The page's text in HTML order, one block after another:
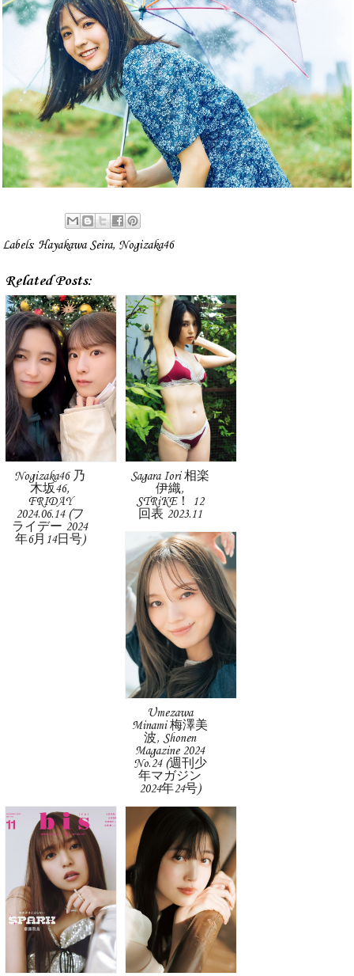
Labels: Hayakawa Seira, Nogizaka46
Related Posts:
Nogizaka46 乃
木坂46,
FRIDAY
2024.06.14 (フ
ライデー 2024
年6月14日号)
Sagara Iori 相楽
伊織,
STRiKE！ 12
回表 2023.11
Umezawa
Minami 梅澤美
波, Shonen
Magazine 2024
No.24 (週刊少
年マガジン
2024年24号)